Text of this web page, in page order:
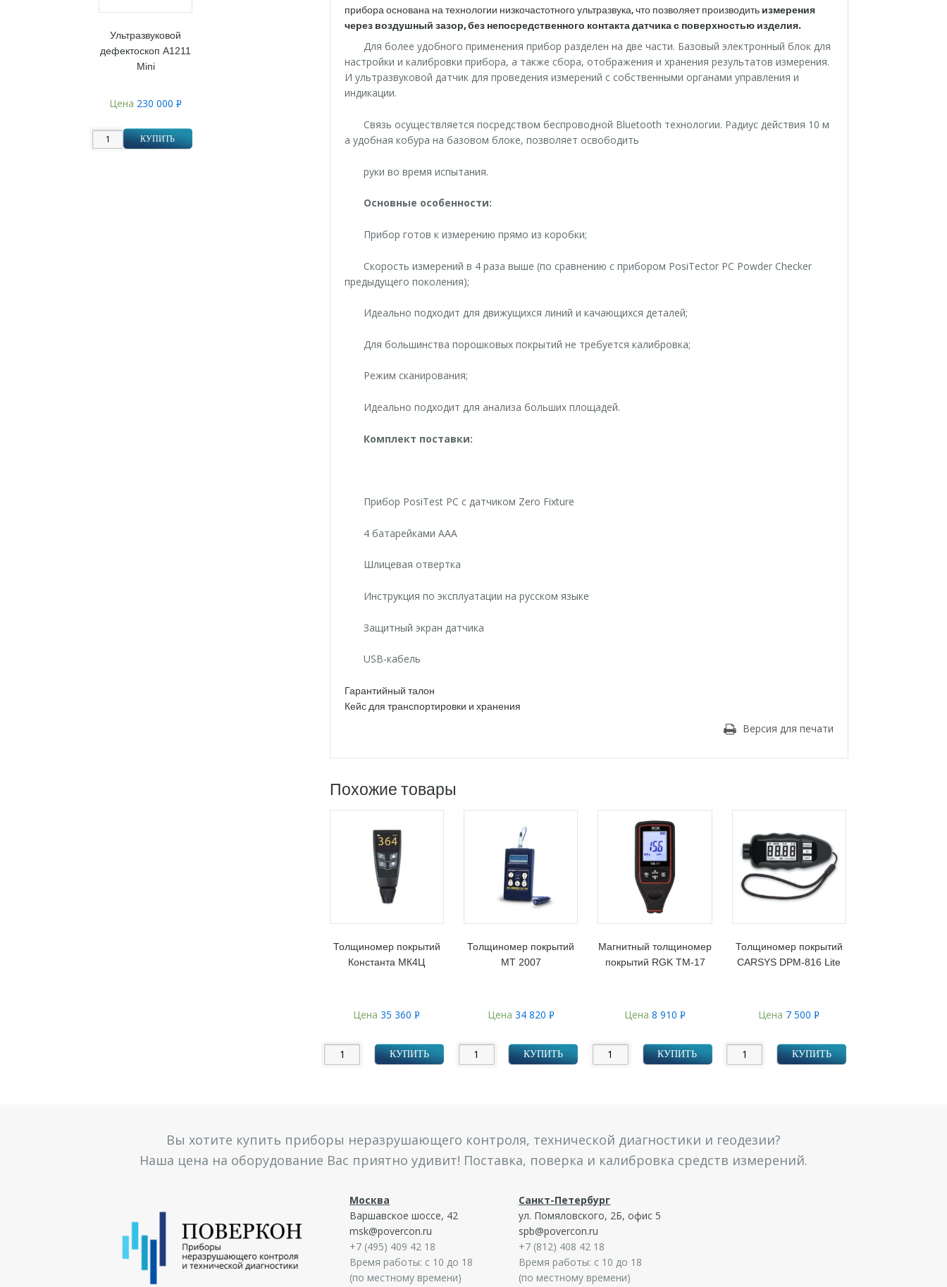
прибора основана на технологии низкочастотного ультразвука, что позволяет производить измерения
через воздушный зазор, без непосредственного контакта датчика с поверхностью изделия.
Для более удобного применения прибор разделен на две части. Базовый электронный блок для
настройки и калибровки прибора, а также сбора, отображения и хранения результатов измерения.
И ультразвуковой датчик для проведения измерений с собственными органами управления и
индикации.
Связь осуществляется посредством беспроводной Bluetooth технологии. Радиус действия 10 м
а удобная кобура на базовом блоке, позволяет освободить
руки во время испытания.
Основные особенности:
Прибор готов к измерению прямо из коробки;
Скорость измерений в 4 раза выше (по сравнению с прибором PosiTector PC Powder Checker
предыдущего поколения);
Идеально подходит для движущихся линий и качающихся деталей;
Для большинства порошковых покрытий не требуется калибровка;
Режим сканирования;
Идеально подходит для анализа больших площадей.
Комплект поставки:
Прибор PosiTest PC с датчиком Zero Fixture
4 батарейками ААА
Шлицевая отвертка
Инструкция по эксплуатации на русском языке
Защитный экран датчика
USB-кабель
Гарантийный талон
Кейс для транспортировки и хранения
Версия для печати
Похожие товары
Толщиномер покрытий
Константа МК4Ц
Цена35 360Р
КУПИТЬ
Толщиномер покрытий
МТ 2007
Цена 34 820 Р
КУПИТЬ
Магнитный толщиномер
покрытий RGK TM-17
Цена8 910Р
КУПИТЬ
Толщиномер покрытий
CARSYS DPM-816 Lite
Цена 7 500Р
КУПИТЬ
Ультразвуковой
дефектоскоп А1211
Mini
Цена 230 000Р
КУПИТЬ
Вы хотите купить приборы неразрушающего контроля, технической диагностики и геодезии?
Наша цена на оборудование Вас приятно удивит! Поставка, поверка и калибровка средств измерений.
Москва
Варшавское шоссе, 42
msk@povercon.ru
+7 (495) 409 42 18
Время работы: с 10 до 18
(по местному времени)
Санкт-Петербург
ул. Помяловского, 2Б, офис 5
spb@povercon.ru
+7 (812) 408 42 18
Время работы: с 10 до 18
(по местному времени)